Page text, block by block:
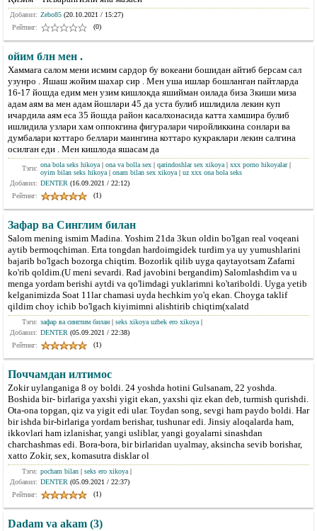
Добавил: Zebo85 (20.10.2021 / 15:27)
Рейтинг:
(0)
ойим блн мен .
Хаммага салом мени исмим сардор бу вокеани бошидан айтиб берсам сал
узунро . Яшаш жойим шахар сир . Мен уша ишлар бошланган пайтларда
16-17 йошда едим мен узим кишлокда яшийман оилада биза 3киши миза
адам аям ва мен адам йошлари 45 да уста булиб ишлидила лекин куп
ичардила аям еса 35 йошда район касалхонасида катта хамшира булиб
ишлидила узлари хам оппокгина фигуралари чиройликкина сонлари ва
думбалари коттаро беллари маингина коттаро кукраклари лекин салгина
осилган еди . Мен кишлода яшасам да
Тэги: ona bola seks hikoya | ona va bolla sex | qarindoshlar sex xikoya | xxx porno hikoyalar|
oyim bilan seks hikoya | onam bilan sex xikoya | uz xxx ona bola seks
Добавил: DENTER (16.09.2021 / 22:12)
Рейтинг:
(1)
Зафар ва Синглим билан
Salom mening ismim Madina. Yoshim 21da 3kun oldin bo'lgan real voqeani
aytib bermoqchiman. Erta tongdan hardoimgidek turdim ya uy yumushlarini
bajarib bo'lgach bozorga chiqtim. Bozorlik qilib uyga qaytayotsam Zafarni
ko'rib qoldim.(U meni sevardi. Rad javobini bergandim) Salomlashdim va u
menga yordam berishi aytdi va qo'limdagi yuklarimni ko'tariboldi. Uyga yetib
kelganimizda Soat 11lar chamasi uyda hechkim yo'q ekan. Choyga taklif
qildim choy ichib bo'lgach kiyimimni alishtirib chiqtim(xalatd
Тэги: зафар ва синглим билан | seks xikoya uzbek ero xikoya |
Добавил: DENTER (05.09.2021 / 22:38)
Рейтинг:
(1)
Поччамдан илтимос
Zokir uylanganiga 8 oy boldi. 24 yoshda hotini Gulsanam, 22 yoshda.
Boshida bir- birlariga yaxshi yigit ekan, yaxshi qiz ekan deb, turmish qurishdi.
Ota-ona topgan, qiz va yigit edi ular. Toydan song, sevgi ham paydo boldi. Har
bir ishda bir-birlariga yordam berishar, tushunar edi. Jinsiy aloqalarda ham,
ikkovlari ham izlanishar, yangi usliblar, yangi goyalarni sinashdan
charchashmas edi. Bora-bora, bir birlaridan uyalmay, aksincha sevib borishar,
xatto Zokir, sex, komasutra disklar ol
Тэги: pocham bilan | seks ero xikoya |
Добавил: DENTER (05.09.2021 / 22:37)
Рейтинг:
(1)
Dadam va akam (3)